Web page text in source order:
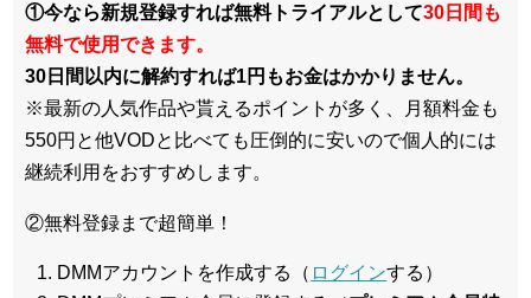
①今なら新規登録すれば無料トライアルとして30日間も
無料で使用できます。
30日間以内に解約すれば1円もお金はかかりません。
※最新の人気作品や貰えるポイントが多く、月額料金も
550円と他VODと比べても圧倒的に安いので個人的には
継続利用をおすすめします。
②無料登録まで超簡単！
DMMアカウントを作成する（ ログインする）